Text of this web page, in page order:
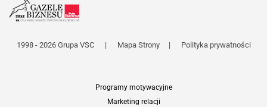
1998 - 2026 Grupa VSC | Mapa Strony | Polityka prywatności
Programy motywacyjne
Marketing relacji